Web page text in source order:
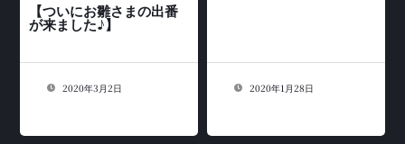
【ついにお雛さまの出番
が来ました♪】
2020年3月2日 2020年1月28日